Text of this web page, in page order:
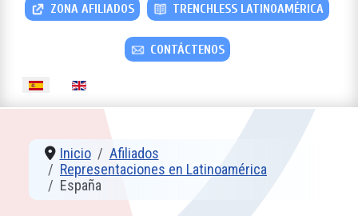
ZONA AFILIADOS TRENCHLESS LATINOAMÉRICA
CONTÁCTENOS
Seleccione su idioma
Inicio
Afiliados
Representaciones en Latinoamérica
España